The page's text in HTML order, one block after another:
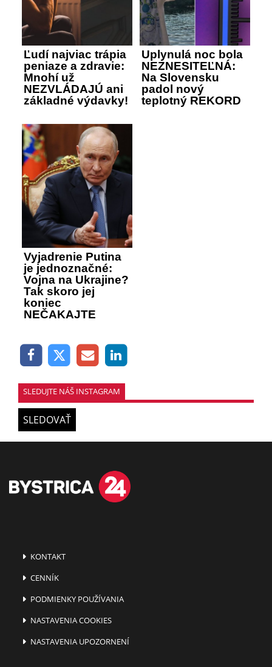
Ľudí najviac trápia
peniaze a zdravie:
Mnohí už
NEZVLÁDAJÚ ani
základné výdavky!
Uplynulá noc bola
NEZNESITEĽNÁ:
Na Slovensku
padol nový
teplotný REKORD
Vyjadrenie Putina
je jednoznačné:
Vojna na Ukrajine?
Tak skoro jej
koniec
NEČAKAJTE
SLEDUJTE NÁŠ INSTAGRAM
SLEDOVAŤ
KONTAKT
CENNÍK
PODMIENKY POUŽÍVANIA
NASTAVENIA COOKIES
NASTAVENIA UPOZORNENÍ